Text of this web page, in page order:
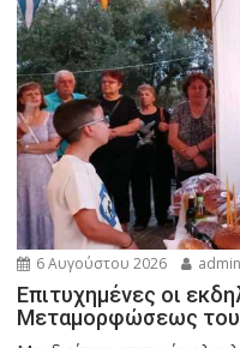
6 Αυγούστου 2026
Επιτυχημένες οι
Μεταμορφώσεως του